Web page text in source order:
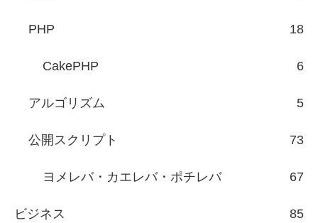
PHP 18
CakePHP 6
アルゴリズム 5
公開スクリプト 73
ヨメレバ・カエレバ・ポチレバ 67
ビジネス 85